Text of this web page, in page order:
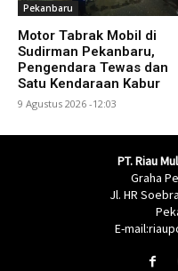
Pekanbaru
Motor Tabrak Mobil di
Sudirman Pekanbaru,
Pengendara Tewas dan
Satu Kendaraan Kabur
9 Agustus 2026 -12:03
PT. Riau
Graha
Jl. HR
E-